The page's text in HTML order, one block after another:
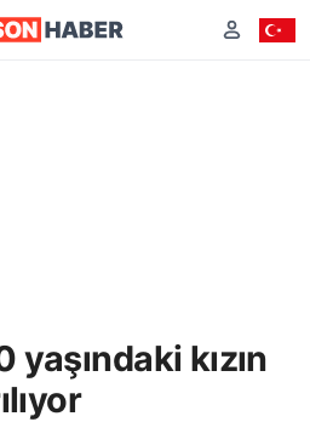
kızın